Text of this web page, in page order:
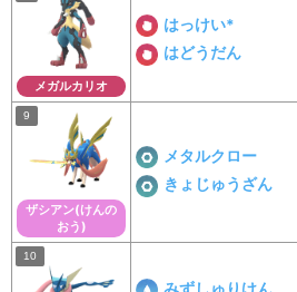
メガルカリオ
はっけい*
はどうだん
ザシアン(けんの
おう)
メタルクロー
きょじゅうざん